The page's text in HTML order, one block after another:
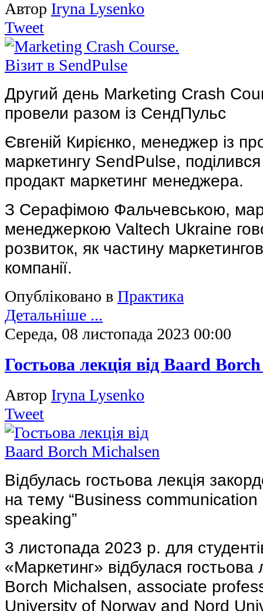
Автор Iryna Lysenko
Tweet
Другий день Marketing Crash
провели разом із СендПульс
Євгеній Кирієнко, менеджер із
маркетингу SendPulse,
продакт маркетинг менеджера.
З Серафімою Фальчевською,
менеджеркою Valtech Ukraine
розвиток, як частину
компанії.
Опубліковано в Практика
Детальніше ...
Середа, 08 листопада 2023 00:00
Гостьова лекція від Baard
Автор Iryna Lysenko
Tweet
Відбулась гостьова лекція
на тему “Business
speaking”
3 листопада 2023 р. для
«Маркетинг» відбулася гостьова
Borch Michalsen, associate
University of Norway and Nord